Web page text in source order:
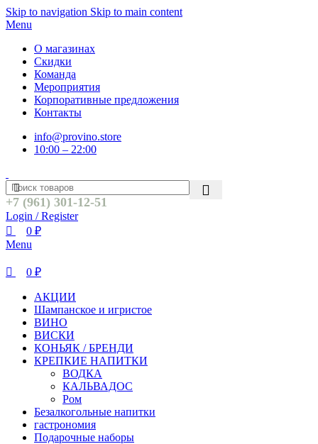
Skip to navigation Skip to main content
Menu
О магазинах
Скидки
Команда
Мероприятия
Корпоративные предложения
Контакты
info@provino.store
10:00 – 22:00
+7 (961) 301-12-51
Login / Register
0 ₽
Menu
0 ₽
АКЦИИ
Шампанское и игристое
ВИНО
ВИСКИ
КОНЬЯК / БРЕНДИ
КРЕПКИЕ НАПИТКИ
ВОДКА
КАЛЬВАДОС
Ром
Безалкогольные напитки
гастрономия
Подарочные наборы